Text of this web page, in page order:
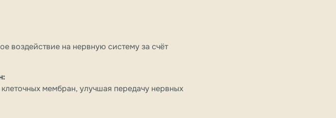
воздействие на нервную систему за счёт
мембран, улучшая передачу нервных